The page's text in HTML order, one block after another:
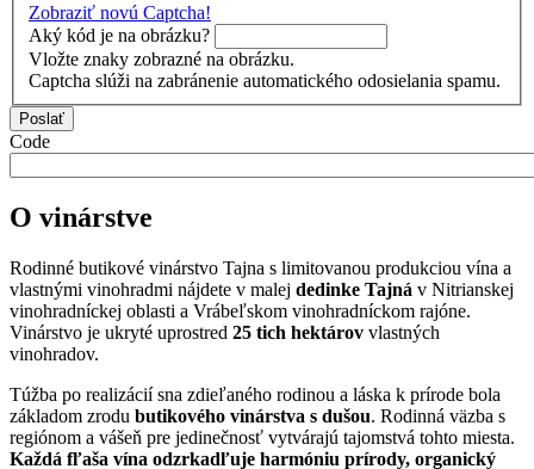
Zobraziť novú Captcha!
Aký kód je na obrázku?
Vložte znaky zobrazné na obrázku.
Captcha slúži na zabránenie automatického odosielania spamu.
Code
O vinárstve
Rodinné butikové vinárstvo Tajna s limitovanou produkciou vína a
vlastnými vinohradmi nájdete v malej dedinke Tajná v Nitrianskej
vinohradníckej oblasti a Vrábeľskom vinohradníckom rajóne.
Vinárstvo je ukryté uprostred 25 tich hektárov vlastných
vinohradov.
Túžba po realizácií sna zdieľaného rodinou a láska k prírode bola
základom zrodu butikového vinárstva s dušou. Rodinná väzba s
regiónom a vášeň pre jedinečnosť vytvárajú tajomstvá tohto miesta.
Každá fľaša vína odzrkadľuje harmóniu prírody, organický